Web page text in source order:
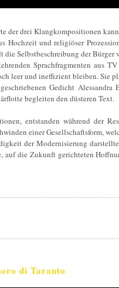
der drei Klangkompositionen
Hochzeit und religiöser
Selbstbeschreibung der Bürger
Sprachfragmenten aus
leer und ineffizient bleiben.
Gedicht
begleiten den düsteren Text.
entstanden während der
einer Gesellschaftsform,
der Modernisierung
auf die Zukunft gerichteten
di Taranto